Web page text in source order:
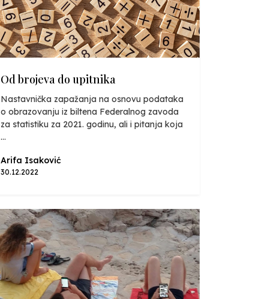
Od brojeva do upitnika
Nastavnička zapažanja na osnovu podataka
o obrazovanju iz biltena Federalnog zavoda
za statistiku za 2021. godinu, ali i pitanja koja
...
Arifa Isaković
30.12.2022